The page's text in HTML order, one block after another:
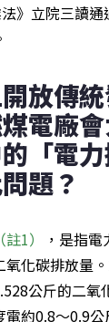
》立院三讀通
放傳
電廠會
「電力
題？
（註1）
，是指
化碳排放量
公斤的二氧
約0.8～0.9